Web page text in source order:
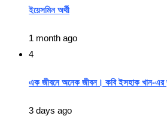
ইয়েসমিন অর্থী
1 month ago
4
এক জীবনে অনেক জীবন। কবি ইসহাক খান-এর
3 days ago